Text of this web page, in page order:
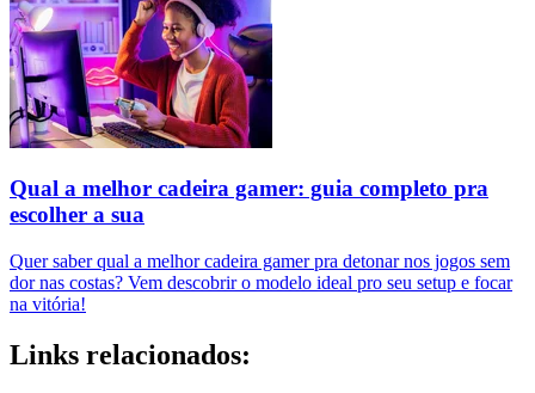
Qual a melhor cadeira gamer: guia completo pra
escolher a sua
Quer saber qual a melhor cadeira gamer pra detonar nos jogos sem
dor nas costas? Vem descobrir o modelo ideal pro seu setup e focar
na vitória!
Links relacionados: